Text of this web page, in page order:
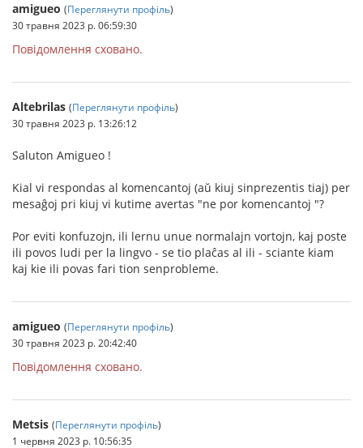
amigueo (Переглянути профіль)
30 травня 2023 р. 06:59:30
Повідомлення сховано.
Altebrilas (Переглянути профіль)
30 травня 2023 р. 13:26:12
Saluton Amigueo !
Kial vi respondas al komencantoj (aŭ kiuj sinprezentis tiaj) per
mesaĝoj pri kiuj vi kutime avertas "ne por komencantoj "?
Por eviti konfuzojn, ili lernu unue normalajn vortojn, kaj poste
ili povos ludi per la lingvo - se tio plaĉas al ili - sciante kiam
kaj kie ili povas fari tion senprobleme.
amigueo (Переглянути профіль)
30 травня 2023 р. 20:42:40
Повідомлення сховано.
Metsis (Переглянути профіль)
1 червня 2023 р. 10:56:35